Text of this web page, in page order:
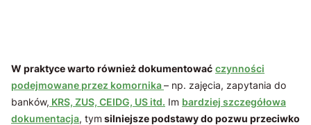
W praktyce warto również dokumentować czynności
podejmowane przez komornika– np. zajęcia, zapytania do
banków, KRS, ZUS, CEIDG, US itd. Im bardziej szczegółowa
dokumentacja, tym silniejsze podstawy do pozwu przeciwko